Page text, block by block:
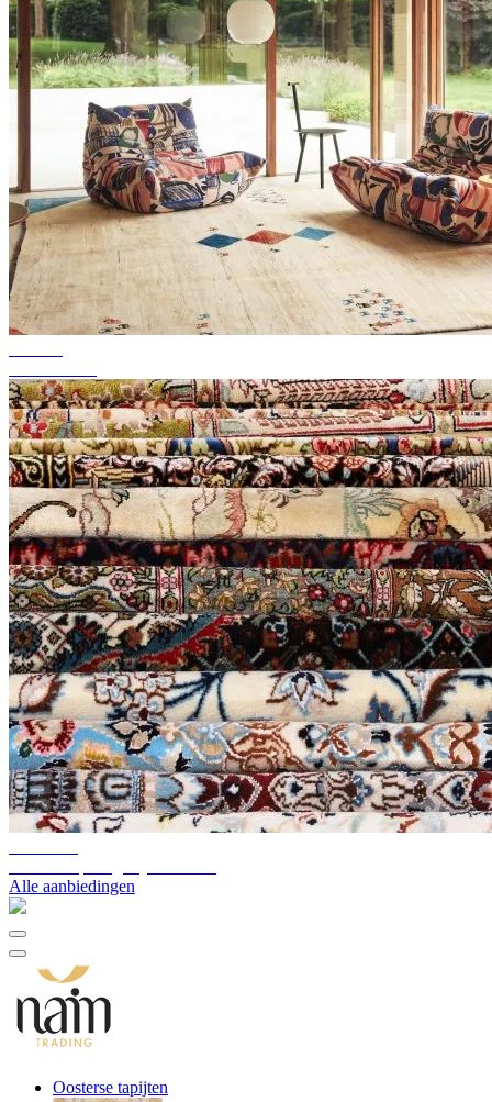
Alle aanbiedingen
Oosterse tapijten